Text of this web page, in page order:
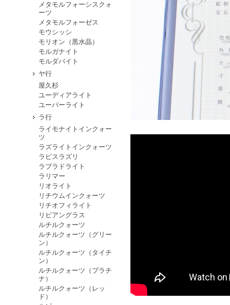
メタモルフォーシスクォ
ーツ
メタモルフォーゼス
モウシッシ
モリオン（黒水晶）
モルガナイト
モルダバイト
ヤ行
屋久杉
ユーディアライト
ユーパーライト
ラ行
ライモナイトインクォー
ツ
ラズライトインクォーツ
ラピスラズリ
ラブラドライト
ラリマー
リオライト
リチウムインクォーツ
リチオフィライト
リビアングラス
ルチルクォーツ
ルチルクォーツ（グリー
ン）
ルチルクォーツ（タイチ
ン）
ルチルクォーツ（プラチ
ナ）
ルチルクォーツ（レッ
ド）